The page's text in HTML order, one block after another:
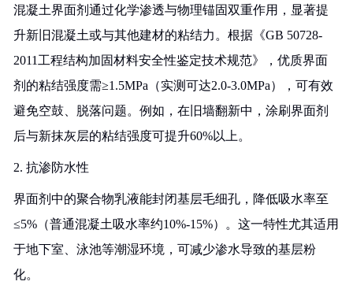
混凝土界面剂通过化学渗透与物理锚固双重作用，显著提
升新旧混凝土或与其他建材的粘结力。根据《GB 50728-
2011工程结构加固材料安全性鉴定技术规范》，优质界面
剂的粘结强度需≥1.5MPa（实测可达2.0-3.0MPa），可有效
避免空鼓、脱落问题。例如，在旧墙翻新中，涂刷界面剂
后与新抹灰层的粘结强度可提升60%以上。
2. 抗渗防水性
界面剂中的聚合物乳液能封闭基层毛细孔，降低吸水率至
≤5%（普通混凝土吸水率约10%-15%）。这一特性尤其适用
于地下室、泳池等潮湿环境，可减少渗水导致的基层粉
化。